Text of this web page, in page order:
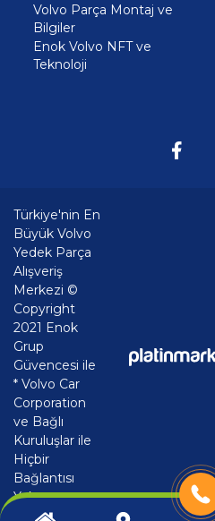
Volvo Parça Montaj ve
Bilgiler
Enok Volvo NFT ve
Teknoloji
Türkiye'nin En
Büyük Volvo
Yedek Parça
Alışveriş
Merkezi ©
Copyright
2021 Enok
Grup
Güvencesi ile
* Volvo Car
Corporation
ve Bağlı
Kuruluşlar ile
Hiçbir
Bağlantısı
Yoktur